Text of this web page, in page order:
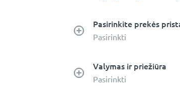
Pasirinkite prekės
Pasirinkti
Valymas ir priežiūra
Pasirinkti